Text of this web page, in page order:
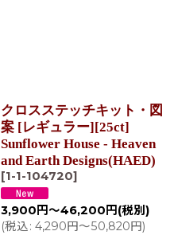
クロスステッチキット・図
案 [レギュラー][25ct]
Sunflower House - Heaven
and Earth Designs(HAED)
[1-1-104720]
3,900 円～46,200 円 (税別)
(税込: 4,290円～50,820円)